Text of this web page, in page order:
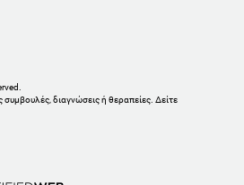
διαγνώσεις ή θεραπείες. Δείτε